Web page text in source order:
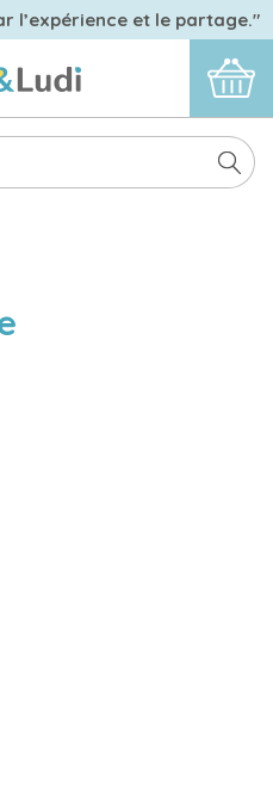
l’expérience et le partage."